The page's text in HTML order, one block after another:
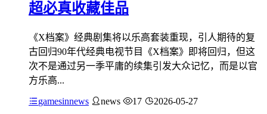
超必真收藏佳品
《X档案》经典剧集将以乐高套装重现，引人期待的复
古回归90年代经典电视节目《X档案》即将回归，但这
次不是通过另一季平庸的续集引发大众记忆，而是以官
方乐高...
gamesinnews news 17 2026-05-27